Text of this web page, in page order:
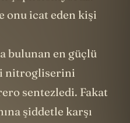
onu icat eden kişi
bulunan en güçlü
nitrogliserini
sentezledi. Fakat
şiddetle karşı